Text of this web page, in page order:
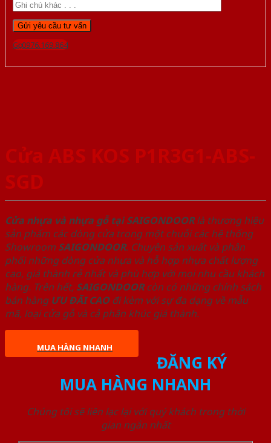
Gọi 0976.169.864
Cửa ABS KOS P1R3G1-ABS-
SGD
Cửa nhựa và nhựa gỗ tại SAIGONDOORlà thương hiệu
sản phẩm các dòng cửa trong một chuỗi các hệ thống
Showroom SAIGONDOOR. Chuyên sản xuất và phân
phối những dòng cửa nhựa và hỗ hợp nhựa chất lượng
cao, giá thành rẻ nhất và phù hợp với mọi nhu cầu khách
hàng. Trên hết, SAIGONDOORcòn có những chính sách
bán hàng ƯU ĐÃI CAOđi kèm với sự đa dạng về mẫu
mã, loại cửa gỗ và cả phân khúc giá thành.
MUA HÀNG NHANH
ĐĂNG KÝ
MUA HÀNG NHANH
Chúng tôi sẽ liên lạc lại với quý khách trong thời
gian ngắn nhất